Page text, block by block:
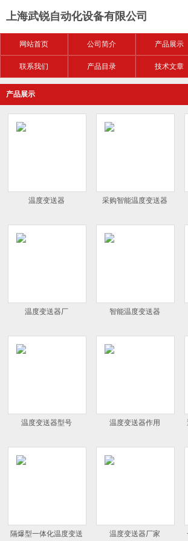
上海武锐自动化设备有限公司
网站首页 公司简介 产品展示
联系我们 产品目录 技术文章
产品展示
温度变送器 采购智能温度变送器
温度变送器厂 智能温度变送器
温度变送器型号 温度变送器作用
隔爆型一体化温度变送
温度变送器厂家